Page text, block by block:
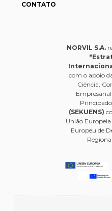
CONTATO
NORVIL S.A.
com o apoio
Ciência,
(SEKUENS)
União
Europeu de
Regional